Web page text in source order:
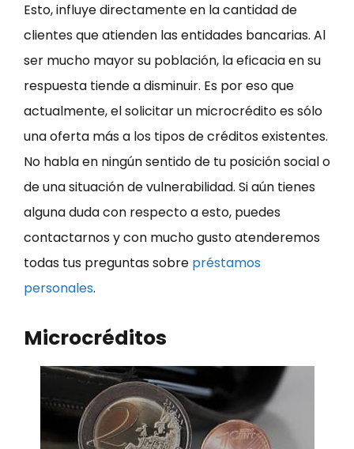
Esto, influye directamente en la cantidad de
clientes que atienden las entidades bancarias. Al
ser mucho mayor su población, la eficacia en su
respuesta tiende a disminuir. Es por eso que
actualmente, el solicitar un microcrédito es sólo
una oferta más a los tipos de créditos existentes.
No habla en ningún sentido de tu posición social o
de una situación de vulnerabilidad. Si aún tienes
alguna duda con respecto a esto, puedes
contactarnos y con mucho gusto atenderemos
todas tus preguntas sobre préstamos
personales.
Microcréditos